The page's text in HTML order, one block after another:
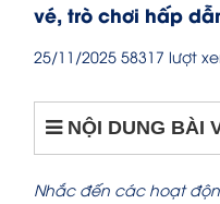
vé, trò chơi hấp
25/11/2025 58317 lượt
NỘI DUNG BÀI
Nhắc đến các hoạt